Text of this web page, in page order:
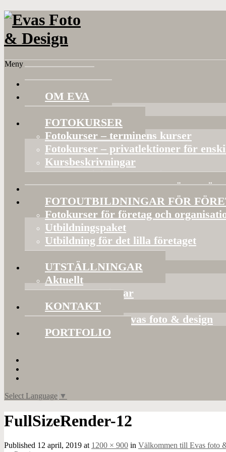
Meny
HEM
OM EVA
Referenser
FOTOKURSER
Fotokurser – terminens kurser
Fotokurser – privatlektioner för
Kursbeskrivningar
Gruppaktiviteter och privata kurser
BILDVISNINGAR OCH
FOTOUTBILDNINGAR FÖR
Fotokurser för företag och
Utbildningspaket
Utbildning för det lilla företaget
Bildorganisering
UTSTÄLLNINGAR
Aktuellt
Mina utställningar
KONTAKT
Presentkort hos Evas foto & design
PORTFOLIO
Select Language ▼
FullSizeRender-12
Published 12 april, 2019 at 1200 × 900 in Välkommen till Evas foto